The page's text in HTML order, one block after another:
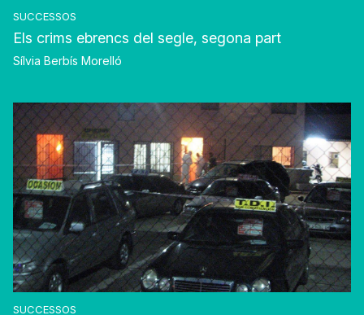
SUCCESSOS
Els crims ebrencs del segle, segona part
Sílvia Berbís Morelló
SUCCESSOS